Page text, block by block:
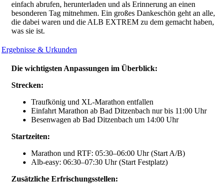
einfach abrufen, herunterladen und als Erinnerung an einen
besonderen Tag mitnehmen. Ein großes Dankeschön geht an alle,
die dabei waren und die ALB EXTREM zu dem gemacht haben,
was sie ist.
Ergebnisse & Urkunden
Die wichtigsten Anpassungen im Überblick:
Strecken:
Traufkönig und XL-Marathon entfallen
Einfahrt Marathon ab Bad Ditzenbach nur bis 11:00 Uhr
Besenwagen ab Bad Ditzenbach um 14:00 Uhr
Startzeiten:
Marathon und RTF: 05:30–06:00 Uhr (Start A/B)
Alb-easy: 06:30–07:30 Uhr (Start Festplatz)
Zusätzliche Erfrischungsstellen: